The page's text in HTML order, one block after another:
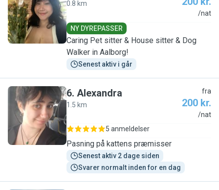
S
0.8 km
/nat
NY DYREPASSER
Caring Pet sitter & House sitter & Dog
Walker in Aalborg!
Senest aktiv i går
A
6. Alexandra
1.5 km
fra
200 kr.
/nat
5 anmeldelser
Pasning på kattens præmisser
Senest aktiv 2 dage siden
Svarer normalt inden for en dag